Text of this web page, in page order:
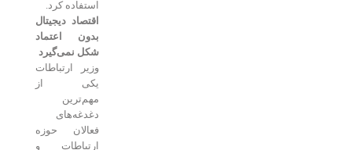
استفاده کرد.
اقتصاد دیجیتال
بدون اعتماد
شکل نمی‌گیرد
وزیر ارتباطات
یکی از
مهم‌ترین
دغدغه‌های
فعالان حوزه
ارتباطات و